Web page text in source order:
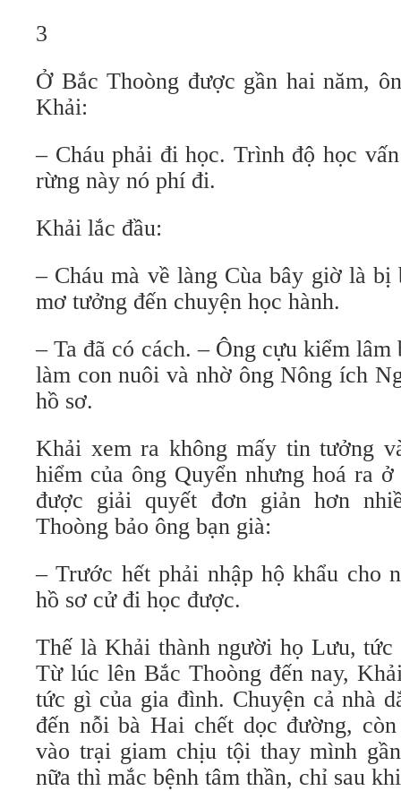
3
Ở Bắc Thoòng được gần hai năm,
Khải:
– Cháu phải đi học. Trình độ học
rừng này nó phí đi.
Khải lắc đầu:
– Cháu mà về làng Cùa bây giờ là bị
mơ tưởng đến chuyện học hành.
– Ta đã có cách. – Ông cựu kiểm lâm
làm con nuôi và nhờ ông Nông ích
hồ sơ.
Khải xem ra không mấy tin tưởng
hiểm của ông Quyển nhưng hoá ra
được giải quyết đơn giản hơn
Thoòng bảo ông bạn già:
– Trước hết phải nhập hộ khẩu cho
hồ sơ cử đi học được.
Thế là Khải thành người họ Lưu, tức
Từ lúc lên Bắc Thoòng đến nay,
tức gì của gia đình. Chuyện cả nhà
đến nỗi bà Hai chết dọc đường,
vào trại giam chịu tội thay mình
nữa thì mắc bệnh tâm thần, chỉ sau